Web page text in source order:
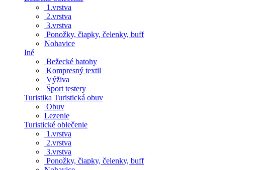
1.vrstva
2.vrstva
3.vrstva
Ponožky, čiapky, čelenky, buff
Nohavice
Iné
Bežecké batohy
Kompresný textil
Výživa
Šport testery
Turistika Turistická obuv
Obuv
Lezenie
Turistické oblečenie
1.vrstva
2.vrstva
3.vrstva
Ponožky, čiapky, čelenky, buff